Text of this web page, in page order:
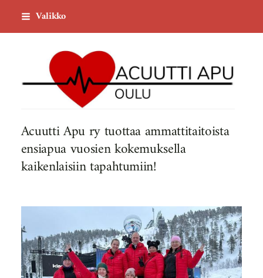
Siirry
sivun
Valikko
Acuutti Apu ry
Acuutti Apu ry tuottaa ammattitaitoista
ensiapua vuosien kokemuksella
kaikenlaisiin tapahtumiin!